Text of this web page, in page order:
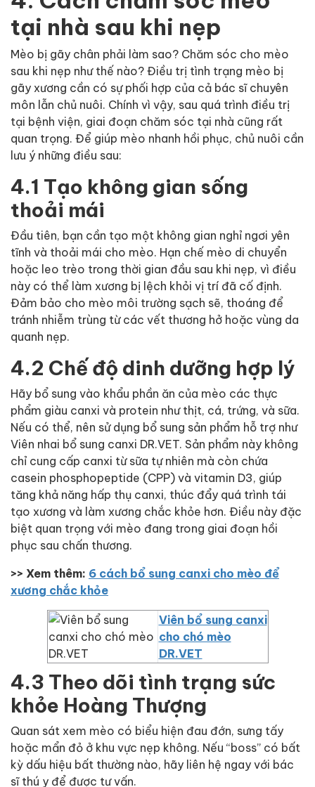
tại nhà sau khi nẹp
Mèo bị gãy chân phải làm sao? Chăm sóc cho mèo
sau khi nẹp như thế nào? Điều trị tình trạng mèo bị
gãy xương cần có sự phối hợp của cả bác sĩ chuyên
môn lẫn chủ nuôi. Chính vì vậy, sau quá trình điều trị
tại bệnh viện, giai đoạn chăm sóc tại nhà cũng rất
quan trọng. Để giúp mèo nhanh hồi phục, chủ nuôi cần
lưu ý những điều sau:
4.1 Tạo không gian sống
thoải mái
Đầu tiên, bạn cần tạo một không gian nghỉ ngơi yên
tĩnh và thoải mái cho mèo. Hạn chế mèo di chuyển
hoặc leo trèo trong thời gian đầu sau khi nẹp, vì điều
này có thể làm xương bị lệch khỏi vị trí đã cố định.
Đảm bảo cho mèo môi trường sạch sẽ, thoáng để
tránh nhiễm trùng từ các vết thương hở hoặc vùng da
quanh nẹp.
4.2 Chế độ dinh dưỡng hợp lý
Hãy bổ sung vào khẩu phần ăn của mèo các thực
phẩm giàu canxi và protein như thịt, cá, trứng, và sữa.
Nếu có thể, nên sử dụng bổ sung sản phẩm hỗ trợ như
Viên nhai bổ sung canxi DR.VET. Sản phẩm này không
chỉ cung cấp canxi từ sữa tự nhiên mà còn chứa
casein phosphopeptide (CPP) và vitamin D3, giúp
tăng khả năng hấp thụ canxi, thúc đẩy quá trình tái
tạo xương và làm xương chắc khỏe hơn. Điều này đặc
biệt quan trọng với mèo đang trong giai đoạn hồi
phục sau chấn thương.
>> Xem thêm: 6 cách bổ sung canxi cho mèo để
xương chắc khỏe
Viên bổ sung canxi
cho chó mèo
DR.VET
4.3 Theo dõi tình trạng sức
khỏe Hoàng Thượng
Quan sát xem mèo có biểu hiện đau đớn, sưng tấy
hoặc mẩn đỏ ở khu vực nẹp không. Nếu “boss” có bất
kỳ dấu hiệu bất thường nào, hãy liên hệ ngay với bác
sĩ thú y để được tư vấn.